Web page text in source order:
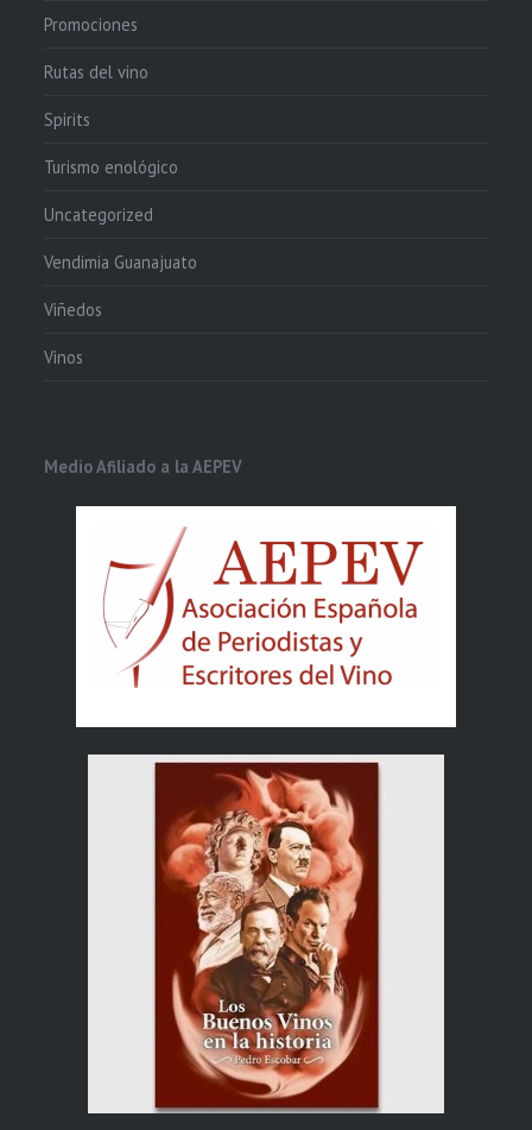
Promociones
Rutas del vino
Spirits
Turismo enológico
Uncategorized
Vendimia Guanajuato
Viñedos
Vinos
Medio Afiliado a la AEPEV